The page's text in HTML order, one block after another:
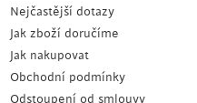
Nejčastější dotazy
Jak zboží doručíme
Jak nakupovat
Obchodní podmínky
Odstoupení od smlouvy